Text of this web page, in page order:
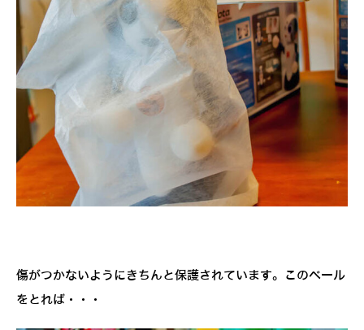
傷がつかないようにきちんと保護されています。このベール
をとれば・・・